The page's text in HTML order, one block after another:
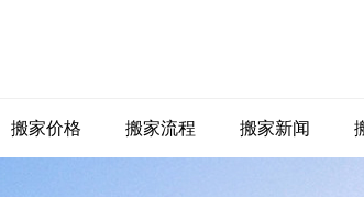
搬家价格 搬家流程 搬家新闻